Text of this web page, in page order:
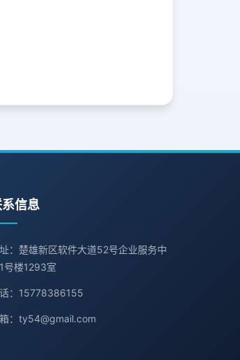
信息
：楚雄新区软件大道52号企业服务中
号楼1293室
：15778386155
：ty54@gmail.com